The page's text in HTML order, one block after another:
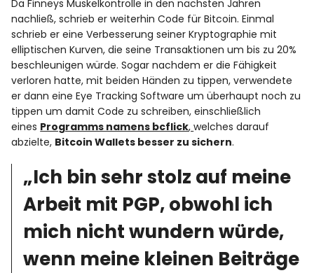
Da Finneys Muskelkontrolle in den nächsten Jahren
nachließ, schrieb er weiterhin Code für Bitcoin. Einmal
schrieb er eine Verbesserung seiner Kryptographie mit
elliptischen Kurven, die seine Transaktionen um bis zu 20%
beschleunigen würde. Sogar nachdem er die Fähigkeit
verloren hatte, mit beiden Händen zu tippen, verwendete
er dann eine Eye Tracking Software um überhaupt noch zu
tippen um damit Code zu schreiben, einschließlich
eines Programms namens bcflick,welches darauf
abzielte, Bitcoin Wallets besser zu sichern.
„Ich bin sehr stolz auf meine
Arbeit mit PGP, obwohl ich
mich nicht wundern würde,
wenn meine kleinen Beiträge